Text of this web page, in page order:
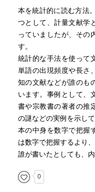
☆☆☆☆☆☆☆ ストー
☆☆☆☆☆☆☆ メッセ
☆☆☆☆☆☆☆ 冒険性
共感度（空振り三振・
読書の速度（時間がか
［ 関連図書 ］
［ 参考となる書評 ］
本を統計的に読む方法
つとして、計量文献学
っていましたが、その
す。
統計的な手法を使って
単語の出現頻度や長さ
知の文献などが誰のも
います。事例として、
書や宗教書の著者の推
の謎などの実例を示し
本の中身を数字で把握
は数字で把握するより
誰が書いたとしても、
0